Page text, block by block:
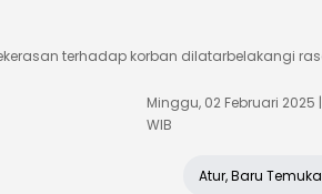
terhadap korban dilatarbelakangi
Minggu, 02 Februari 2025 |
WIB
Atur, Baru